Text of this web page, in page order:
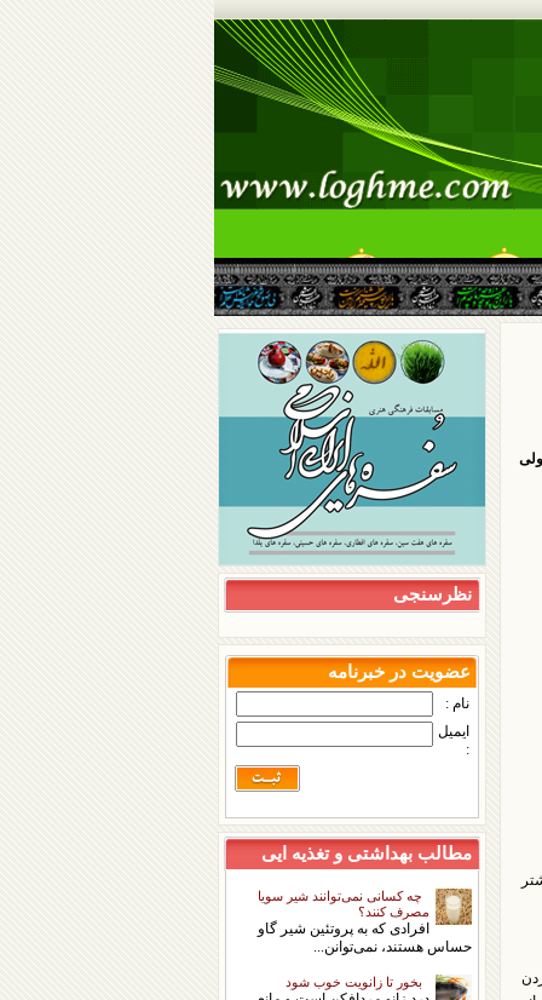
سرگرمی گالری
نظرسنجی
عضویت در خبرنامه
نام :
ایمیل
:
مطالب بهداشتی و تغذیه ایی
چه کسانی نمی‌توانند شیر سویا
مصرف کنند؟
افرادی که به پروتئین شیر گاو
حساس هستند، نمی‌توانن...
بخور تا زانویت خوب شود